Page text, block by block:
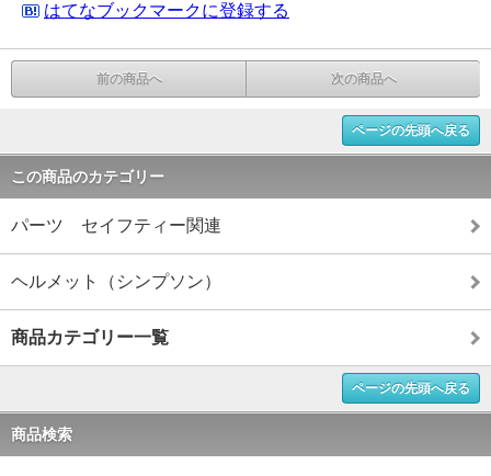
はてなブックマークに登録する
前の商品へ 次の商品へ
ページの先頭へ戻る
この商品のカテゴリー
パーツ セイフティー関連
ヘルメット（シンプソン）
商品カテゴリー一覧
ページの先頭へ戻る
商品検索